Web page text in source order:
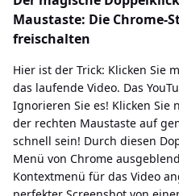
Maustaste: Die Chrome-
freischalten
Hier ist der Trick: Klicken Sie
das laufende Video. Das
Ignorieren Sie es! Klicken
der rechten Maustaste auf
schnell sein! Durch diesen
Menü von Chrome
Kontextmenü für das Video